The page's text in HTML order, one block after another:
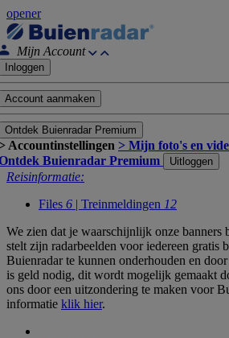
opener
Mijn Account
Inloggen
Account aanmaken
Ontdek Buienradar Premium
Accountinstellingen > Mijn foto's en
Buienradar Premium
Uitloggen
Reisinformatie:
Files 6 | Treinmeldingen 12
We zien dat je waarschijnlijk onze banners
stelt zijn radarbeelden voor iedereen gratis
Buienradar te kunnen onderhouden en
is geld nodig, dit wordt mogelijk gemaakt
ons door een uitzondering te maken voor
informatie klik hier.